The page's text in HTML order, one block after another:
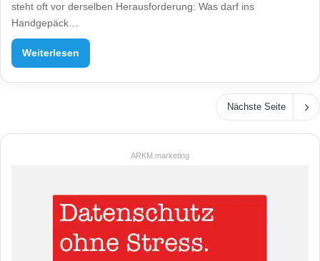
steht oft vor derselben Herausforderung: Was darf ins
Handgepäck…
Weiterlesen
Nächste Seite
ARKM.marketing